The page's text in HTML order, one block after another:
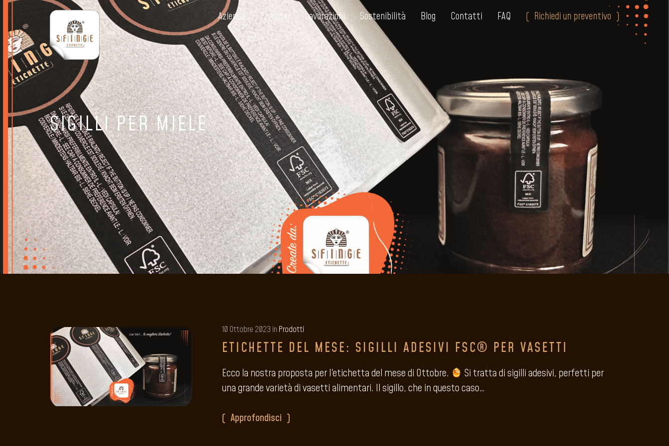
Azienda Prodotti Lavorazioni Sostenibilità Blog Contatti FAQ Richiedi un preventivo
SIGILLI PER MIELE
10 Ottobre 2023 in Prodotti
ETICHETTE DEL MESE: SIGILLI ADESIVI FSC® PER VASETTI
Ecco la nostra proposta per l'etichetta del mese di Ottobre.
Si tratta di sigilli adesivi, perfetti per
una grande varietà di vasetti alimentari. Il sigillo, che in questo caso…
Approfondisci